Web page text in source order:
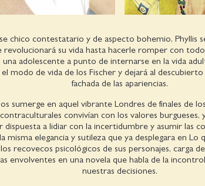
chico contestatario y de aspecto bohemio, Phyllis
revolucionará su vida hasta hacerle romper con
adolescente a punto de internarse en la vida
modo de vida de los Fischer y dejará al
fachada de las apariencias.
sumerge en aquel vibrante Londres de finales de
convivían con los valores burgueses,
dispuesta a lidiar con la incertidumbre y asumir las
misma elegancia y sutileza que ya desplegara en Lo
recovecos psicológicos de sus personajes, carga
envolventes en una novela que habla de la
nuestras decisiones.